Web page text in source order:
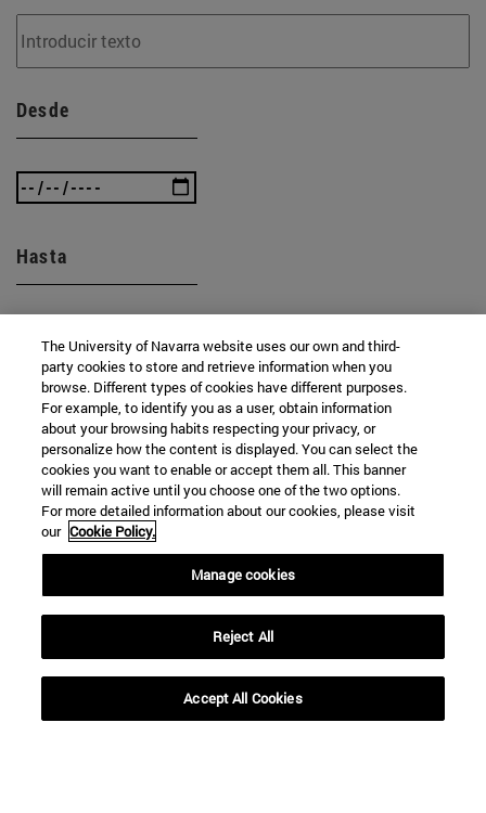
Desde
Hasta
BUSCAR
The University of Navarra website uses our own and third-
party cookies to store and retrieve information when you
browse. Different types of cookies have different purposes.
For example, to identify you as a user, obtain information
about your browsing habits respecting your privacy, or
personalize how the content is displayed. You can select the
cookies you want to enable or accept them all. This banner
will remain active until you choose one of the two options.
For more detailed information about our cookies, please visit
our Cookie Policy.
Manage cookies
Reject All
Accept All Cookies